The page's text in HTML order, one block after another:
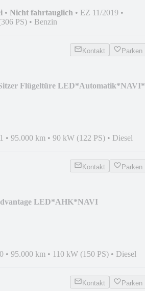
• Nicht fahrtauglich • EZ 11/2019 •
PS) • Benzin
Kontakt Parken
Flügeltüre LED*Automatik*NAVI*
• 95.000 km • 90 kW (122 PS) • Diesel
Kontakt Parken
LED*AHK*NAVI
• 95.000 km • 110 kW (150 PS) • Diesel
Kontakt Parken